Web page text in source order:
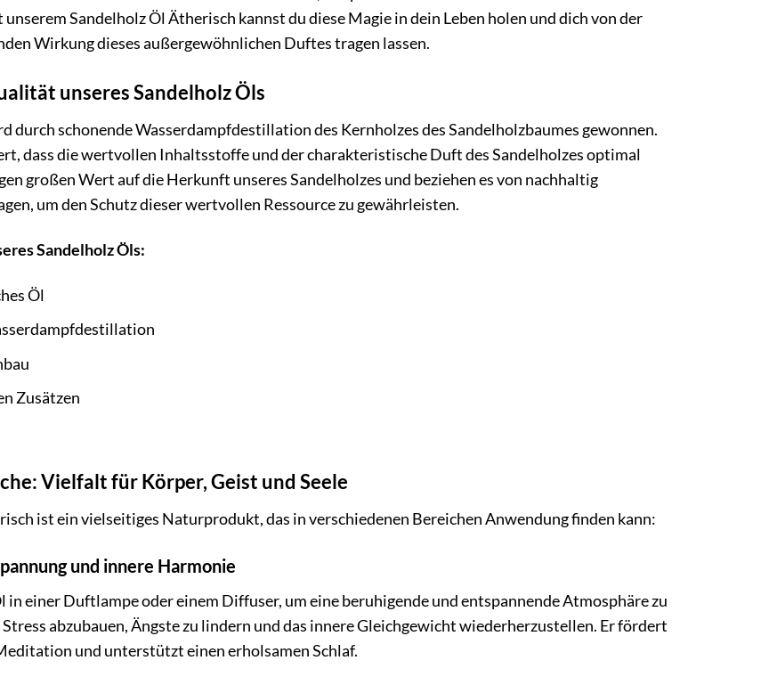
Sandelholz Öl Ätherisch kannst du diese Magie in dein Leben holen und dich von der
Wirkung dieses außergewöhnlichen Duftes tragen lassen.
unseres Sandelholz Öls
durch schonende Wasserdampfdestillation des Kernholzes des Sandelholzbaumes gewonnen.
dass die wertvollen Inhaltsstoffe und der charakteristische Duft des Sandelholzes optimal
großen Wert auf die Herkunft unseres Sandelholzes und beziehen es von nachhaltig
um den Schutz dieser wertvollen Ressource zu gewährleisten.
Sandelholz Öls:
Öl
Zusätzen
Vielfalt für Körper, Geist und Seele
ist ein vielseitiges Naturprodukt, das in verschiedenen Bereichen Anwendung finden kann:
und innere Harmonie
in einer Duftlampe oder einem Diffuser, um eine beruhigende und entspannende Atmosphäre zu
abzubauen, Ängste zu lindern und das innere Gleichgewicht wiederherzustellen. Er fördert
und unterstützt einen erholsamen Schlaf.